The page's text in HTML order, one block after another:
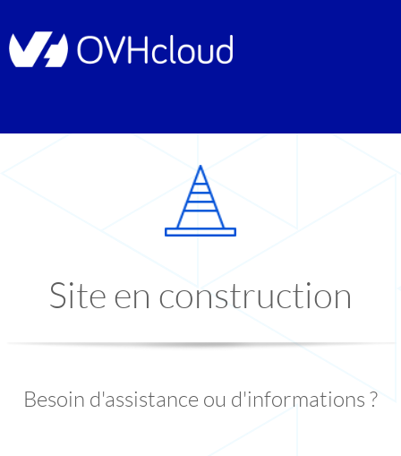
Site en construction
Besoin d'assistance ou d'informations ?